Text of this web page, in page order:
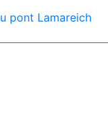
pont Lamareich